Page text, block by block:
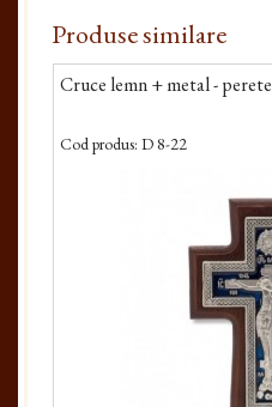
Produse similare
Cruce lemn + metal - perete
Cod produs: D 8-22